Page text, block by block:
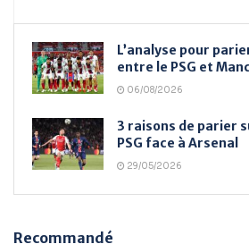
L’analyse pour
entre le PSG et
06/08/2026
3 raisons de parier
PSG face à Arsenal
29/05/2026
Recommandé